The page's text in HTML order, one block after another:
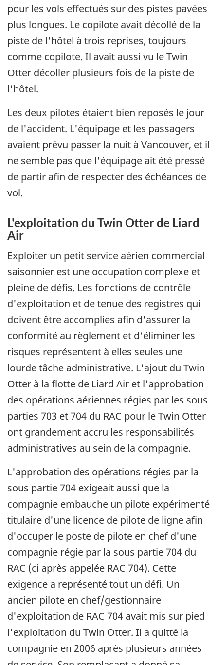
pour les vols effectués sur des pistes pavées
plus longues. Le copilote avait décollé de la
piste de l'hôtel à trois reprises, toujours
comme copilote. Il avait aussi vu le Twin
Otter décoller plusieurs fois de la piste de
l'hôtel.
Les deux pilotes étaient bien reposés le jour
de l'accident. L'équipage et les passagers
avaient prévu passer la nuit à Vancouver, et il
ne semble pas que l'équipage ait été pressé
de partir afin de respecter des échéances de
vol.
L'exploitation du Twin Otter de Liard
Air
Exploiter un petit service aérien commercial
saisonnier est une occupation complexe et
pleine de défis. Les fonctions de contrôle
d'exploitation et de tenue des registres qui
doivent être accomplies afin d'assurer la
conformité au règlement et d'éliminer les
risques représentent à elles seules une
lourde tâche administrative. L'ajout du Twin
Otter à la flotte de Liard Air et l'approbation
des opérations aériennes régies par les sous
parties 703 et 704 du RAC pour le Twin Otter
ont grandement accru les responsabilités
administratives au sein de la compagnie.
L'approbation des opérations régies par la
sous partie 704 exigeait aussi que la
compagnie embauche un pilote expérimenté
titulaire d'une licence de pilote de ligne afin
d'occuper le poste de pilote en chef d'une
compagnie régie par la sous partie 704 du
RAC (ci après appelée RAC 704). Cette
exigence a représenté tout un défi. Un
ancien pilote en chef/gestionnaire
d'exploitation de RAC 704 avait mis sur pied
l'exploitation du Twin Otter. Il a quitté la
compagnie en 2006 après plusieurs années